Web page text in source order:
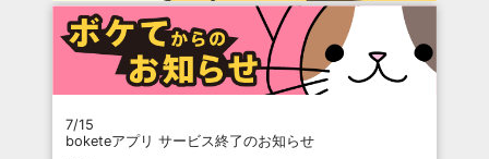
7/15
boketeアプリ サービス終了のお知らせ